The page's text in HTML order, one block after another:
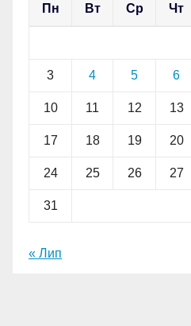
Пн Вт Ср Чт
3 4 5 6
10 11 12 13
17 18 19 20
24 25 26 27
31
« Лип